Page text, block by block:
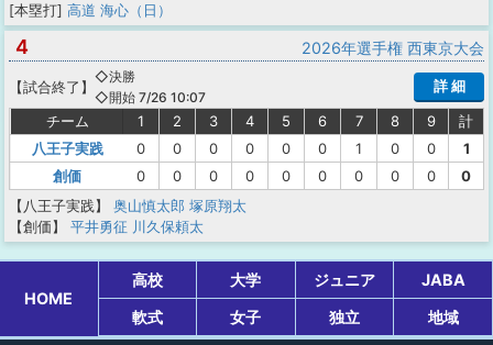
[本塁打] 高道 海心（日）
4 2026年選手権 西東京大会
【試合終了 】
◇決勝
◇開始 7/26 10:07
詳 細
チーム 1 2 3 4 5 6 7 8 9
計
八王子実践
0 0 0 0 0 0 1 0 0
1
創価
0 0 0 0 0 0 0 0 0
0
【八王子実践】
奥山慎太郎 塚原翔太
【創価】
平井勇征 川久保頼太
HOME
高校 大学 ジュニア
JABA
軟式
女子 独立 地域